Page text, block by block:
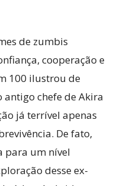
de zumbis
cooperação e
100 ilustrou de
antigo chefe de Akira
já terrível apenas
De fato,
para um nível
desse ex-